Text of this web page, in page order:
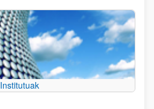
Institutuak